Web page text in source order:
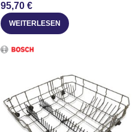
95,70 €
WEITERLESEN